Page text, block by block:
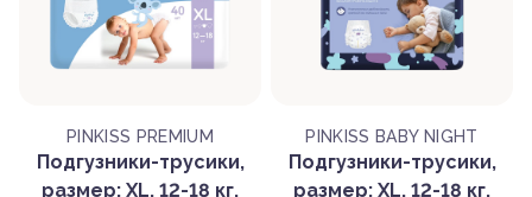
PINKISS PREMIUM
Подгузники-трусики,
размер: XL, 12-18 кг,
PINKISS BABY NIGHT
Подгузники-трусики,
размер: XL, 12-18 кг,